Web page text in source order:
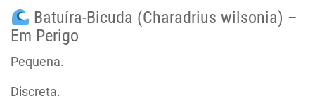
Batuíra-Bicuda (Charadrius wilsonia) –
Em Perigo
Pequena.
Discreta.